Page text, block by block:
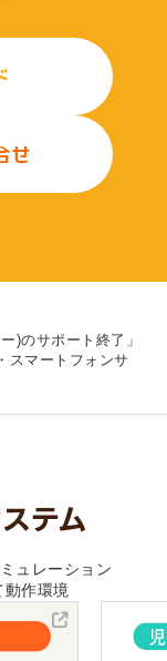
せ
)のサポート終了」
スマートフォンサ
ュレーション
動作環境